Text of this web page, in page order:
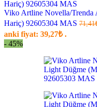
Viko Artline Novella/Trenda
Hariç) 92605304 MAS 71,41
anki fiyat: 39,27₺ .
- 45%